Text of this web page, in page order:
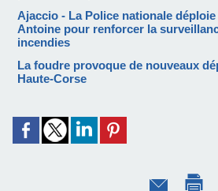
Ajaccio - La Police nationale
Antoine pour renforcer la
incendies
La foudre provoque de nouveaux
Haute-Corse